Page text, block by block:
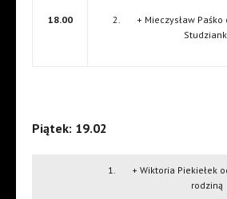
18.00
2. + Mieczysław Paśko
Piątek: 19.02
1. + Wiktoria Piekiełek
rodziną